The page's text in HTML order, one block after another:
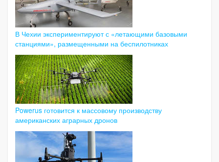
В Чехии экспериментируют с «летающими базовыми
станциями», размещенными на беспилотниках
Powerus готовится к массовому производству
американских аграрных дронов